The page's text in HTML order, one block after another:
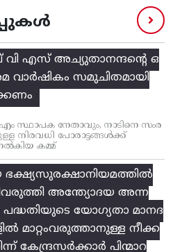
എസ്‌ അച്യുതാനന്ദന്റെ ഒ
വാര്‍ഷികം സമുചിതമായി
സ്ഥാപക നേതാവും, നാടിനെ സംര
നിരവധി പോരാട്ടങ്ങള്‍ക്ക്‌
കമ്മ്
ഭക്ഷ്യസുരക്ഷാനിയമത്തിൽ
അന്ത്യോദയ അന്ന
യോഗ്യതാ മാനദ
മാറ്റംവരുത്താനുള്ള നീക്ക
കേന്ദ്രസർക്കാർ പിന്മാറ